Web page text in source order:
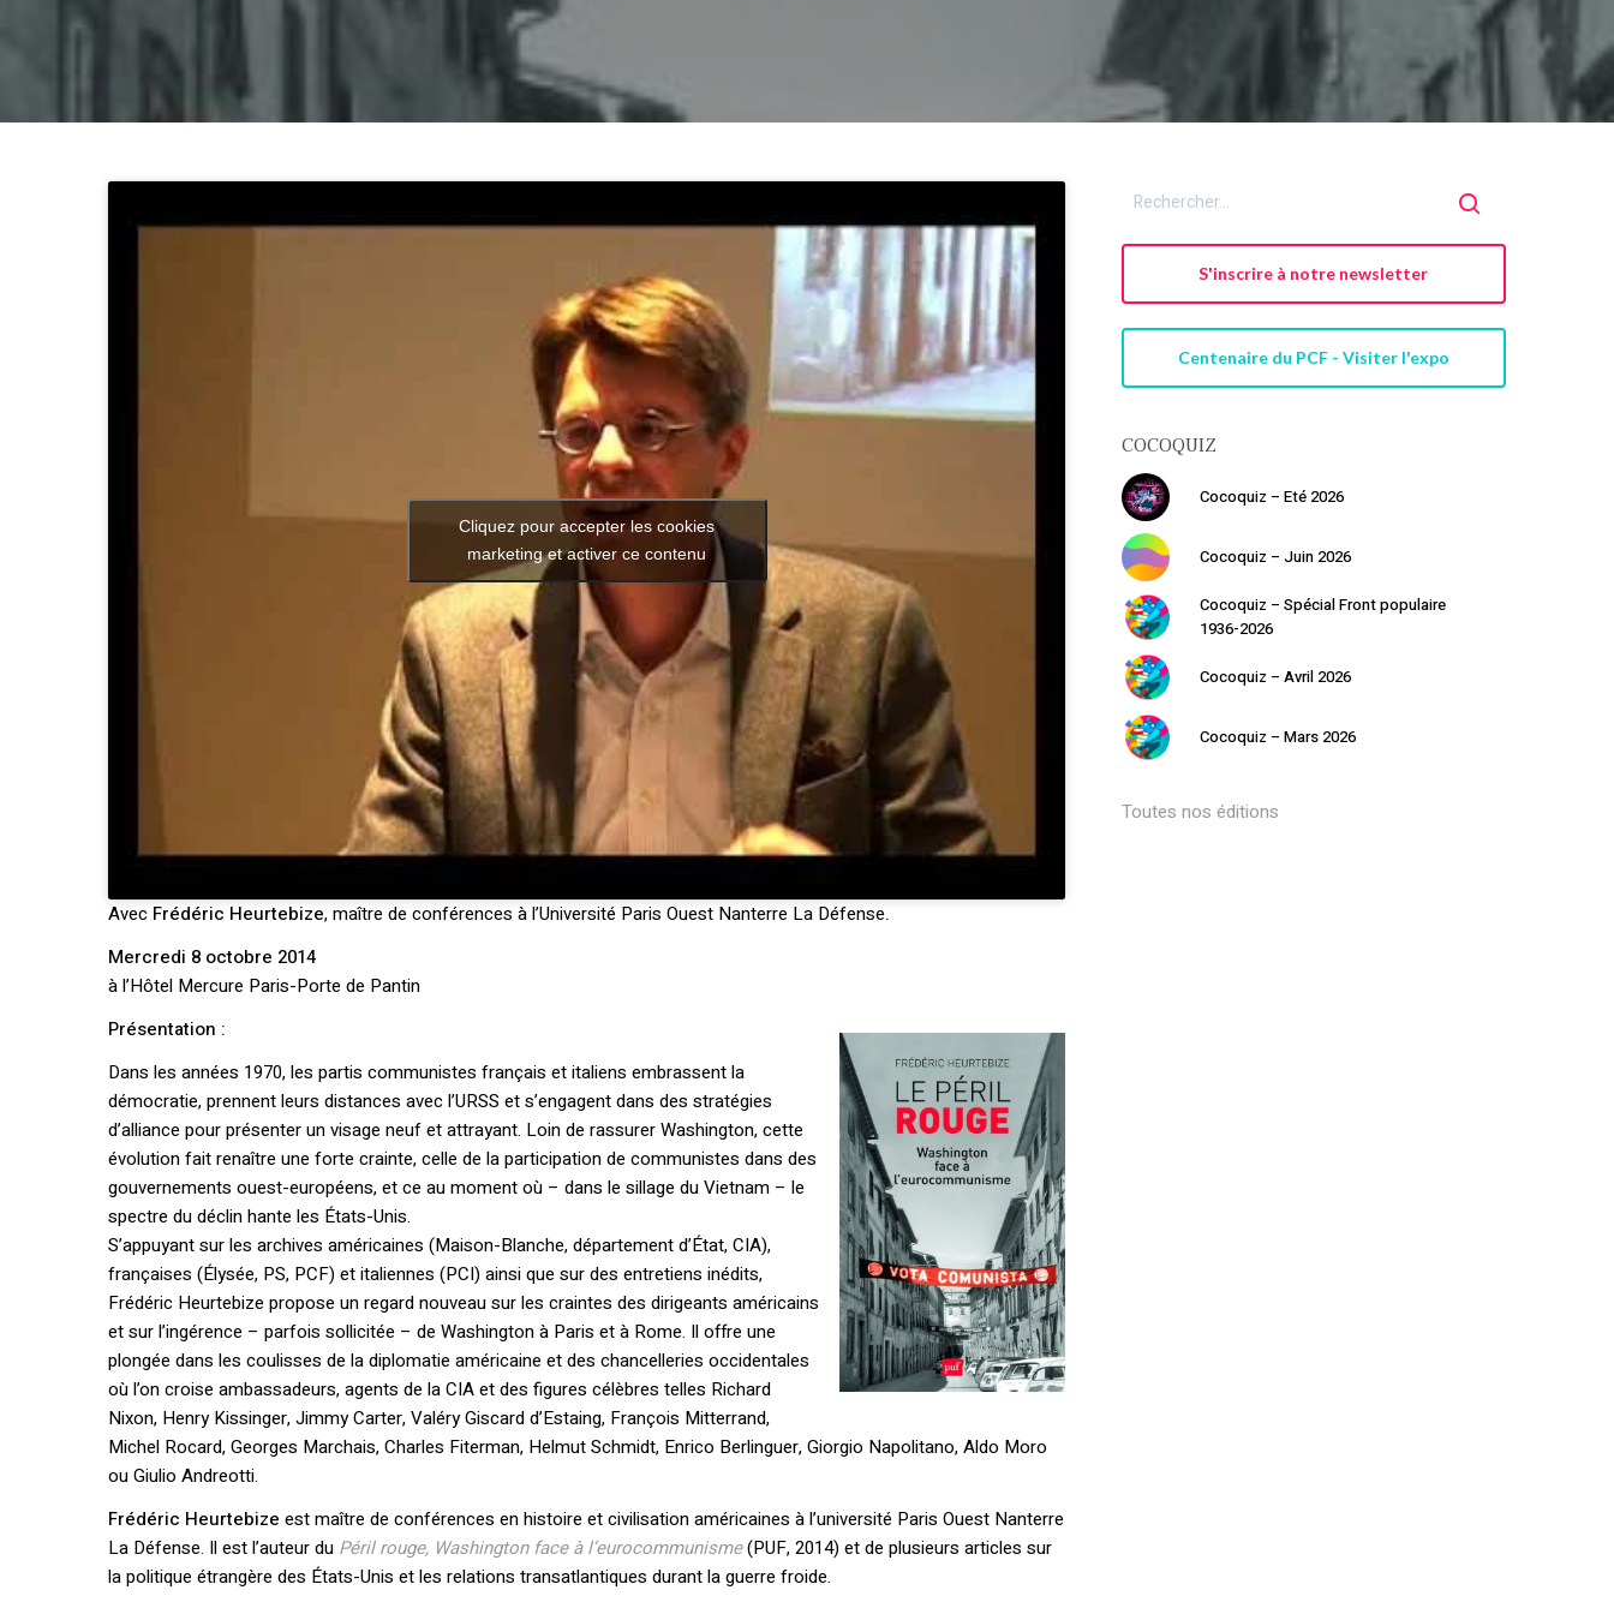
Cliquez pour accepter les cookies
marketing et activer ce contenu
Avec Frédéric Heurtebize, maître de conférences à l’Université Paris Ouest Nanterre La Défense.
Mercredi 8 octobre 2014
à l’Hôtel Mercure Paris-Porte de Pantin
Présentation :
Dans les années 1970, les partis communistes français et italiens embrassent la
démocratie, prennent leurs distances avec l’URSS et s’engagent dans des stratégies
d’alliance pour présenter un visage neuf et attrayant. Loin de rassurer Washington, cette
évolution fait renaître une forte crainte, celle de la participation de communistes dans des
gouvernements ouest-européens, et ce au moment où – dans le sillage du Vietnam – le
spectre du déclin hante les États-Unis.
S’appuyant sur les archives américaines (Maison-Blanche, département d’État, CIA),
françaises (Élysée, PS, PCF) et italiennes (PCI) ainsi que sur des entretiens inédits,
Frédéric Heurtebize propose un regard nouveau sur les craintes des dirigeants américains
et sur l’ingérence – parfois sollicitée – de Washington à Paris et à Rome. Il offre une
plongée dans les coulisses de la diplomatie américaine et des chancelleries occidentales
où l’on croise ambassadeurs, agents de la CIA et des figures célèbres telles Richard
Nixon, Henry Kissinger, Jimmy Carter, Valéry Giscard d’Estaing, François Mitterrand,
Michel Rocard, Georges Marchais, Charles Fiterman, Helmut Schmidt, Enrico Berlinguer, Giorgio Napolitano, Aldo Moro
ou Giulio Andreotti.
Frédéric Heurtebize est maître de conférences en histoire et civilisation américaines à l’université Paris Ouest Nanterre
La Défense. Il est l’auteur du Péril rouge, Washington face à l’eurocommunisme(PUF, 2014) et de plusieurs articles sur
la politique étrangère des États-Unis et les relations transatlantiques durant la guerre froide.
S'inscrire à notre newsletter
Centenaire du PCF - Visiter l'expo
COCOQUIZ
Cocoquiz – Eté 2026
Cocoquiz – Juin 2026
Cocoquiz – Spécial Front populaire
1936-2026
Cocoquiz – Avril 2026
Cocoquiz – Mars 2026
Toutes nos éditions